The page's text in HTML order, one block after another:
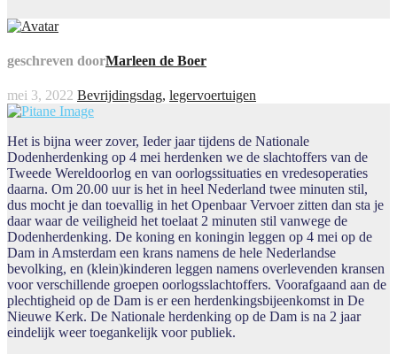
geschreven doorMarleen de Boer
mei 3, 2022 Bevrijdingsdag, legervoertuigen
Het is bijna weer zover, Ieder jaar tijdens de Nationale
Dodenherdenking op 4 mei herdenken we de slachtoffers van de
Tweede Wereldoorlog en van oorlogssituaties en vredesoperaties
daarna. Om 20.00 uur is het in heel Nederland twee minuten stil,
dus mocht je dan toevallig in het Openbaar Vervoer zitten dan sta je
daar waar de veiligheid het toelaat 2 minuten stil vanwege de
Dodenherdenking. De koning en koningin leggen op 4 mei op de
Dam in Amsterdam een krans namens de hele Nederlandse
bevolking, en (klein)kinderen leggen namens overlevenden kransen
voor verschillende groepen oorlogsslachtoffers. Voorafgaand aan de
plechtigheid op de Dam is er een herdenkingsbijeenkomst in De
Nieuwe Kerk. De Nationale herdenking op de Dam is na 2 jaar
eindelijk weer toegankelijk voor publiek.